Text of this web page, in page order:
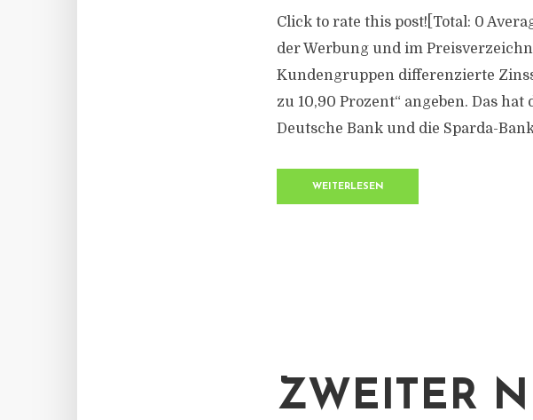
Click to rate this post![Total: 0
der Werbung und im
Kundengruppen differenzierte
zu 10,90 Prozent“ angeben. Das
Deutsche Bank und die Sparda-
WEITERLESEN
ZWEITER